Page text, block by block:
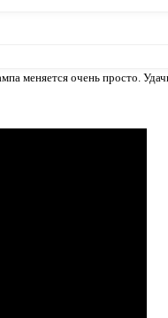
меняется очень просто.